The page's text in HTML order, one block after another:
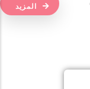
المزيد